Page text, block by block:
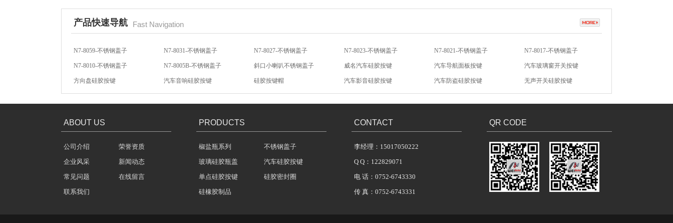
酒罐密封圈
产品快速导航 Fast Navigation
N7-8059-不锈钢盖子 N7-8031-不锈钢盖子 N7-8027-不锈钢盖子 N7-8023-不锈钢盖子 N7-8021-不锈钢盖子 N7-8017-不锈钢盖子
N7-8010-不锈钢盖子 N7-8005B-不锈钢盖子 斜口小喇叭不锈钢盖子 威名汽车硅胶按键 汽车导航面板按键 汽车玻璃窗开关按键
方向盘硅胶按键 汽车音响硅胶按键 硅胶按键帽 汽车影音硅胶按键 汽车防盗硅胶按键 无声开关硅胶按键
汽车音响导电硅胶按键 轻触开关硅胶按键 汽车音响硅胶按键 低电阻导电金粒 汽车硅胶按键 汽车硅胶按键
ABOUT US
公司介绍
荣誉资质
企业风采
新闻动态
常见问题
在线留言
联系我们
PRODUCTS
椒盐瓶系列
不锈钢盖子
玻璃硅胶瓶盖
汽车硅胶按键
单点硅胶按键
硅胶密封圈
硅橡胶制品
CONTACT
李经理：15017050222
Q Q：122829071
电 话：0752-6743330
传 真：0752-6743331
QR CODE